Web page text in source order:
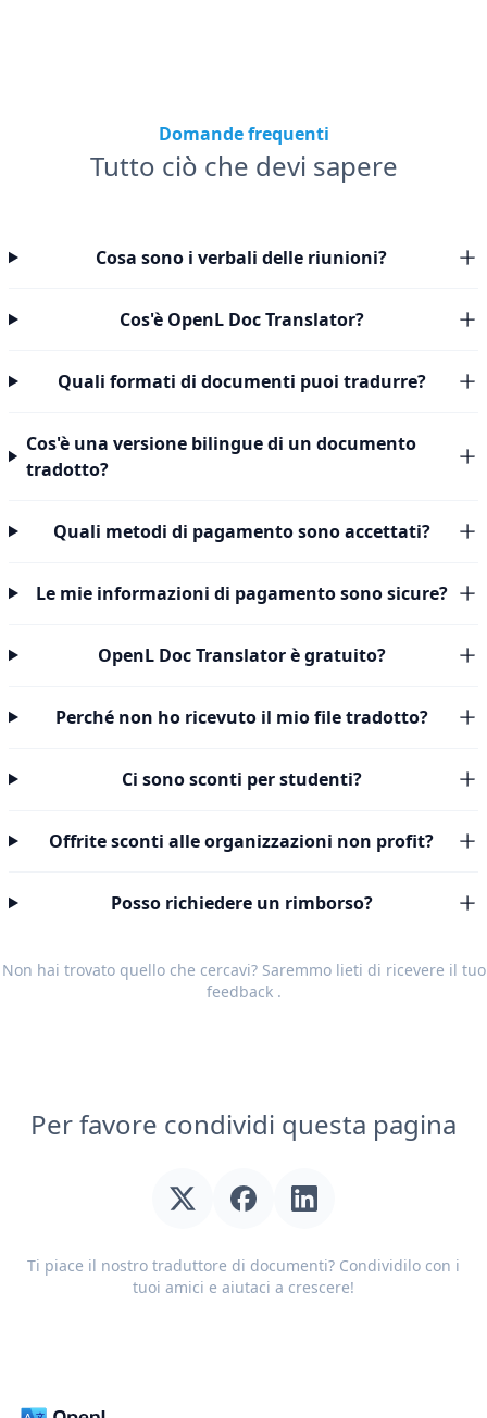
Domande frequenti
Tutto ciò che devi sapere
Cosa sono i verbali delle riunioni?
Cos'è OpenL Doc Translator?
Quali formati di documenti puoi tradurre?
Cos'è una versione bilingue di un documento
tradotto?
Quali metodi di pagamento sono accettati?
Le mie informazioni di pagamento sono sicure?
OpenL Doc Translator è gratuito?
Perché non ho ricevuto il mio file tradotto?
Ci sono sconti per studenti?
Offrite sconti alle organizzazioni non profit?
Posso richiedere un rimborso?
Non hai trovato quello che cercavi? Saremmo lieti di ricevere il tuo
feedback.
Per favore condividi questa pagina
Ti piace il nostro traduttore di documenti? Condividilo con i
tuoi amici e aiutaci a crescere!